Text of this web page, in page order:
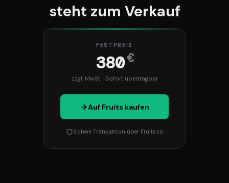
steht zum Verkauf
FESTPREIS
380€
zzgl. MwSt. · Sofort übertragbar
Auf Fruits kaufen
Sichere Transaktion über Fruits.co